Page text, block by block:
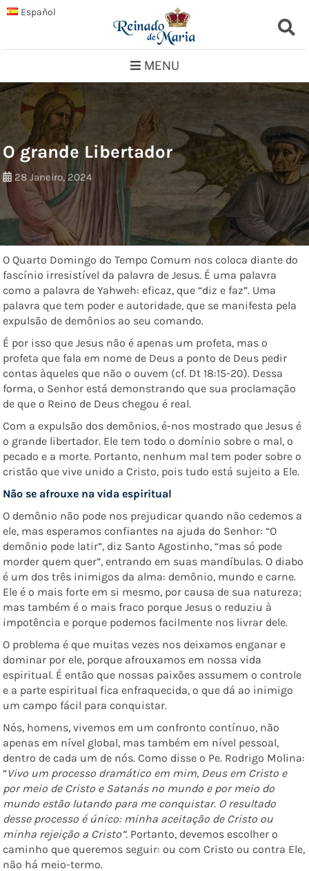
Skip Español
MENU
O grande Libertador
28 Janeiro, 2024
O Quarto Domingo do Tempo Comum nos coloca diante do
fascínio irresistível da palavra de Jesus. É uma palavra
como a palavra de Yahweh: eficaz, que “diz e faz”. Uma
palavra que tem poder e autoridade, que se manifesta pela
expulsão de demônios ao seu comando.
É por isso que Jesus não é apenas um profeta, mas o
profeta que fala em nome de Deus a ponto de Deus pedir
contas àqueles que não o ouvem (cf. Dt 18:15-20). Dessa
forma, o Senhor está demonstrando que sua proclamação
de que o Reino de Deus chegou é real.
Com a expulsão dos demônios, é-nos mostrado que Jesus é
o grande libertador. Ele tem todo o domínio sobre o mal, o
pecado e a morte. Portanto, nenhum mal tem poder sobre o
cristão que vive unido a Cristo, pois tudo está sujeito a Ele.
Não se afrouxe na vida espiritual
O demônio não pode nos prejudicar quando não cedemos a
ele, mas esperamos confiantes na ajuda do Senhor: “O
demônio pode latir”, diz Santo Agostinho, “mas só pode
morder quem quer”, entrando em suas mandíbulas. O diabo
é um dos três inimigos da alma: demônio, mundo e carne.
Ele é o mais forte em si mesmo, por causa de sua natureza;
mas também é o mais fraco porque Jesus o reduziu à
impotência e porque podemos facilmente nos livrar dele.
O problema é que muitas vezes nos deixamos enganar e
dominar por ele, porque afrouxamos em nossa vida
espiritual. É então que nossas paixões assumem o controle
e a parte espiritual fica enfraquecida, o que dá ao inimigo
um campo fácil para conquistar.
Nós, homens, vivemos em um confronto contínuo, não
apenas em nível global, mas também em nível pessoal,
dentro de cada um de nós. Como disse o Pe. Rodrigo Molina:
“Vivo um processo dramático em mim, Deus em Cristo e
por meio de Cristo e Satanás no mundo e por meio do
mundo estão lutando para me conquistar. O resultado
desse processo é único: minha aceitação de Cristo ou
minha rejeição a Cristo”. Portanto, devemos escolher o
caminho que queremos seguir: ou com Cristo ou contra Ele,
não há meio-termo.